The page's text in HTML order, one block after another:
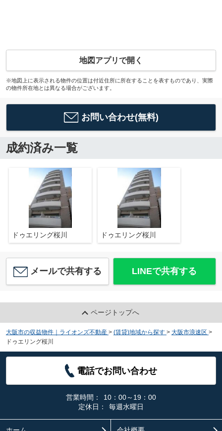
地図アプリで開く
※地図上に表示される物件の位置は付近住所に所在することを表すものであり、実際
の物件所在地とは異なる場合がございます。
お問い合わせ(無料)
成約済み一覧
ドゥエリング桜川 ドゥエリング桜川
メールで共有する LINEで共有する
ページトップへ
大阪市の収益物件｜ライオンズ不動産 > (賃貸)地域から探す > 大阪市浪速区 >
ドゥエリング桜川
電話でお問い合わせ
営業時間：
10：00～19：00
定休日：
毎週水曜日